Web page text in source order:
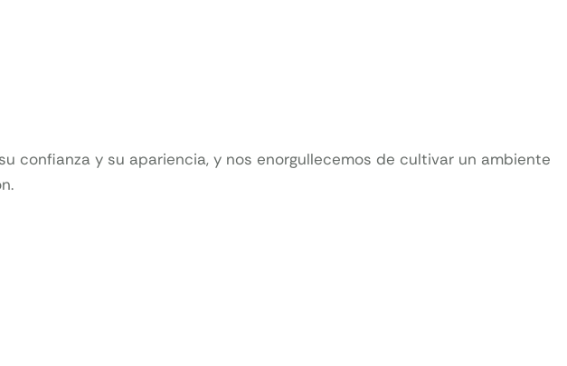
confianza y su apariencia, y nos enorgullecemos de cultivar un ambiente